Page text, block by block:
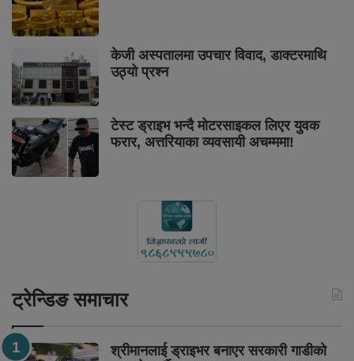
केजी अस्पतालमा उपचार विवाद, डाक्टरमाथि
उठ्यो प्रश्न
टेस्ट ड्राइभ भन्दै मोटरसाइकल लिएर युवक
फरार, अत्तरियाका व्यवसायी अचम्ममा!
ट्रेन्डिङ समाचार
श्रीमानलाई ड्राइभर बनाएर सरकारी गाडीको